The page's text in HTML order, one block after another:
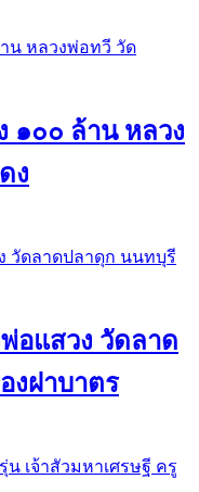
๑๐๐ ล้าน หลวง
ง
อแสวง วัดลาด
งฝาบาตร